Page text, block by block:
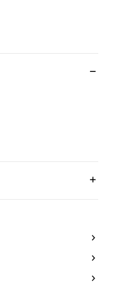
氧化。具有